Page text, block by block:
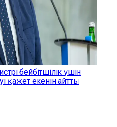
бейбітшілік үшін
қажет екенін айтты